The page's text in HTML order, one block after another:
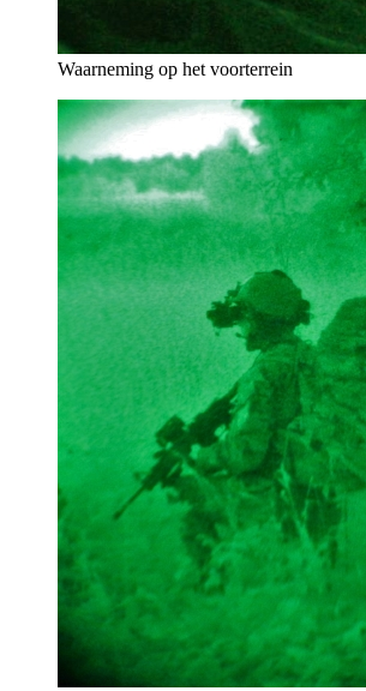
Waarneming op het voorterrein